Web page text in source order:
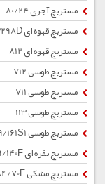
مستربچ آجری 80/24
مستربچ قهوه ای 03298D
مستربچ قهوه ای 812
مستربچ طوسی 712
مستربچ طوسی 711
مستربچ طوسی 113
مستربچ طوسی 79/161S1
مستربچ نقره ای 79/140F
مستربچ مشکی 84/70F